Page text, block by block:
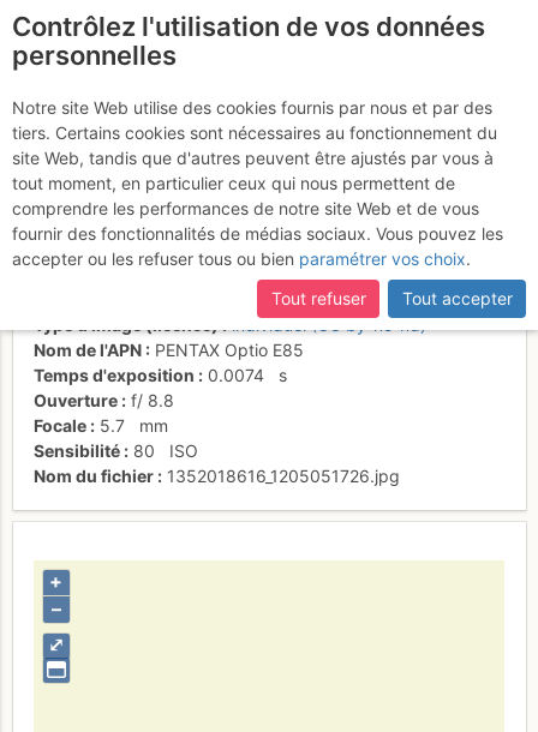
Combe nord de
chavasse
Activités
Date/heure
individuel (CC by-nc-nd)
Nom de l'APN
PENTAX Optio E85
Temps d'exposition
0.0074
s
Ouverture
f/ 8.8
Focale
5.7
mm
Sensibilité
80
ISO
Nom du fichier
1352018616_1205051726.jpg
⤢
+
–
Contrôlez l'utilisation de vos données
personnelles
Notre site Web utilise des cookies fournis par nous et par des
tiers. Certains cookies sont nécessaires au fonctionnement du
site Web, tandis que d'autres peuvent être ajustés par vous à
tout moment, en particulier ceux qui nous permettent de
comprendre les performances de notre site Web et de vous
fournir des fonctionnalités de médias sociaux. Vous pouvez les
accepter ou les refuser tous ou bien paramétrer vos choix.
Tout refuser
Tout accepter